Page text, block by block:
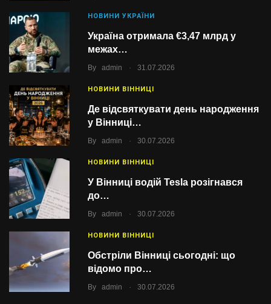
НОВИНИ УКРАЇНИ
Україна отримала €3,47 млрд у
межах…
By admin . 31.07.2026
НОВИНИ ВІННИЦІ
Де відсвяткувати день народження
у Вінниці…
By admin . 30.07.2026
НОВИНИ ВІННИЦІ
У Вінниці водій Tesla розігнався
до…
By admin . 30.07.2026
НОВИНИ ВІННИЦІ
Обстріли Вінниці сьогодні: що
відомо про…
By admin . 30.07.2026